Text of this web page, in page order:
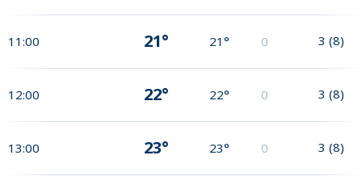
11:00 21° 21° 0 3 (8)
12:00 22° 22° 0 3 (8)
13:00 23° 23° 0 3 (8)